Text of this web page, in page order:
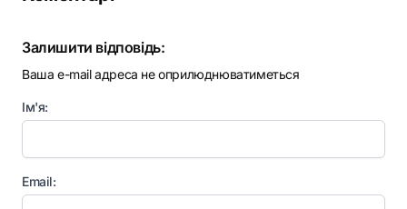
Залишити відповідь:
Ваша e-mail адреса не оприлюднюватиметься
Ім'я:
Email: